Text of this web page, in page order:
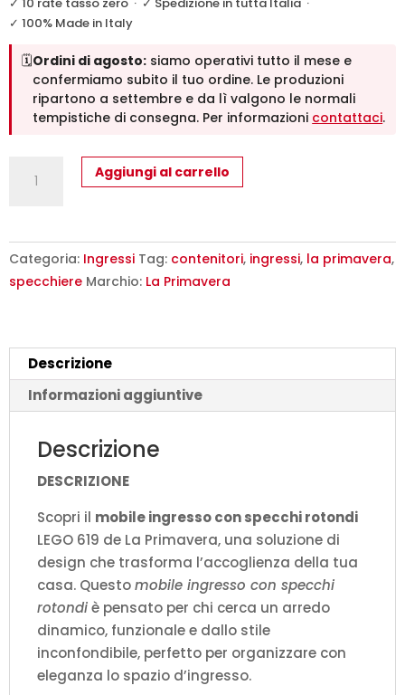
✓ 100% Made in Italy
🗓️Ordini di agosto: siamo operativi tutto il mese e
confermiamo subito il tuo ordine. Le produzioni
ripartono a settembre e da lì valgono le normali
tempistiche di consegna. Per informazioni contattaci.
Ingresso
Rotondi
La
619
Design
Mod
quantità
Aggiungi al carrello
Categoria: Ingressi Tag: contenitori, ingressi, la primavera,
specchiere Marchio: La Primavera
Descrizione
Informazioni aggiuntive
Descrizione
DESCRIZIONE
Scopri il mobile ingresso con specchi rotondi
LEGO 619 de La Primavera, una soluzione di
design che trasforma l’accoglienza della tua
casa. Questomobile ingresso con specchi
rotondiè pensato per chi cerca un arredo
dinamico, funzionale e dallo stile
inconfondibile, perfetto per organizzare con
eleganza lo spazio d’ingresso.